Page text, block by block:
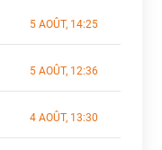
5 AOÛT, 14:25
5 AOÛT, 12:36
4 AOÛT, 13:30